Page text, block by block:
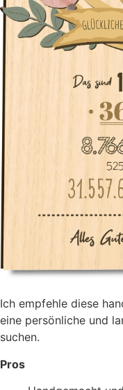
Ich empfehle diese
eine persönliche und
suchen.
Pros